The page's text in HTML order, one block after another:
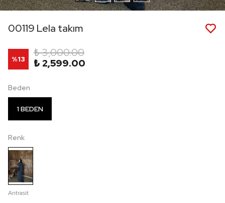
00119 Lela takım
%13
₺ 3,000.00
₺ 2,599.00
Beden
1 BEDEN
Renk
Antrasit